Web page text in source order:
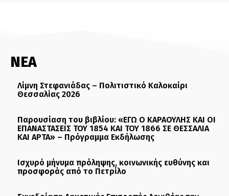
ΝΕΑ
Λίμνη Στεφανιάδας – Πολιτιστικό Καλοκαίρι
Θεσσαλίας 2026
Παρουσίαση του βιβλίου: «ΕΓΩ Ο ΚΑΡΑΟΥΛΗΣ ΚΑΙ ΟΙ
ΕΠΑΝΑΣΤΑΣΕΙΣ ΤΟΥ 1854 ΚΑΙ ΤΟΥ 1866 ΣΕ ΘΕΣΣΑΛΙΑ
ΚΑΙ ΑΡΤΑ» – Πρόγραμμα Εκδήλωσης
Ισχυρό μήνυμα πρόληψης, κοινωνικής ευθύνης και
προσφοράς από το Πετρίλο